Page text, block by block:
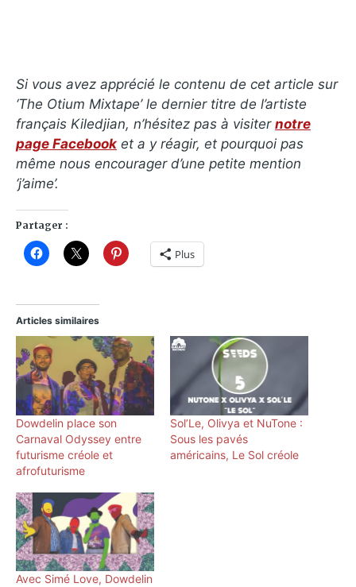
Si vous avez apprécié le contenu de cet article sur
‘The Otium Mixtape’ le dernier titre de l’artiste
français Kiledjian, n’hésitez pas à visiter notre
page Facebook et a y réagir, et pourquoi pas
même nous encourager d’une petite mention
‘j’aime’.
Partager :
Plus
Articles similaires
Dowdelin place son
Carnaval Odyssey entre
futurisme créole et
afrofuturisme
Sol’Le, Olivya et NuTone :
Sous les pavés
américains, Le Sol créole
Avec Simé Love, Dowdelin